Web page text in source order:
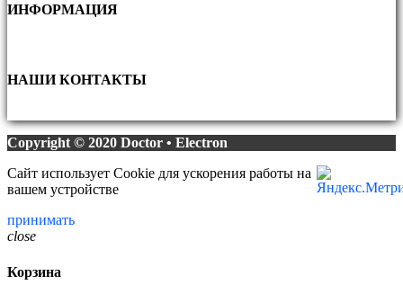
ИНФОРМАЦИЯ
НАШИ КОНТАКТЫ
Copyright © 2020 Doctor • Electron
Сайт использует Cookie для ускорения работы на
вашем устройстве
принимать
close
Корзина